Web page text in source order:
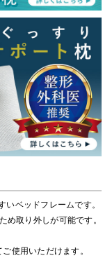
ベッドフレームです。
め取り外しが可能です。
使用いただけます。